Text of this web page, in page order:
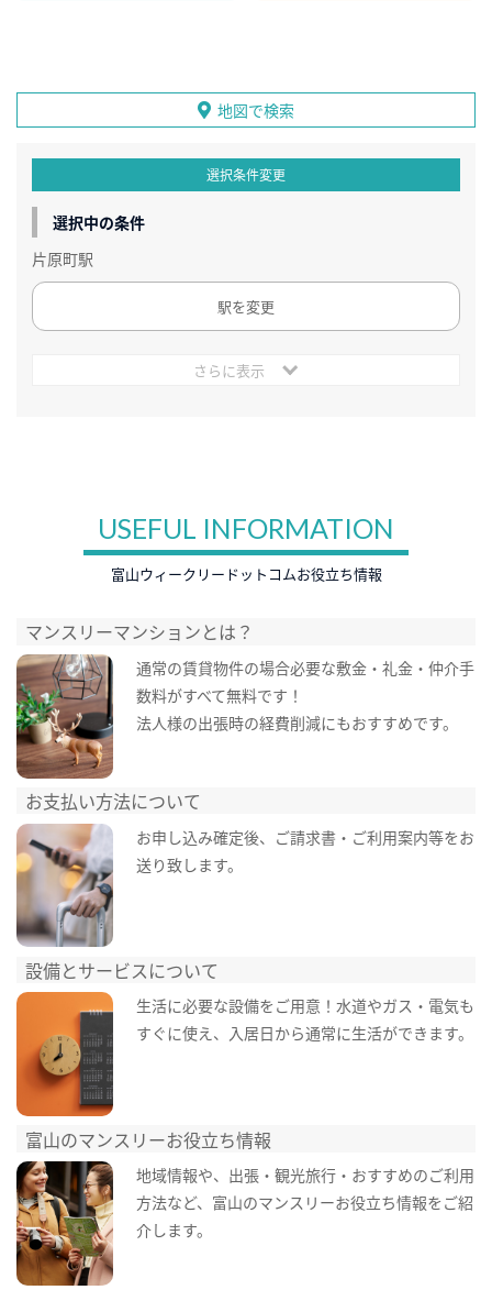
地図で検索
選択条件変更
選択中の条件
片原町駅
駅を変更
さらに表示
USEFUL INFORMATION
富山ウィークリードットコムお役立ち情報
マンスリーマンションとは？
通常の賃貸物件の場合必要な敷金・礼金・仲介手
数料がすべて無料です！
法人様の出張時の経費削減にもおすすめです。
お支払い方法について
お申し込み確定後、ご請求書・ご利用案内等をお
送り致します。
設備とサービスについて
生活に必要な設備をご用意！水道やガス・電気も
すぐに使え、入居日から通常に生活ができます。
富山のマンスリーお役立ち情報
地域情報や、出張・観光旅行・おすすめのご利用
方法など、富山のマンスリーお役立ち情報をご紹
介します。